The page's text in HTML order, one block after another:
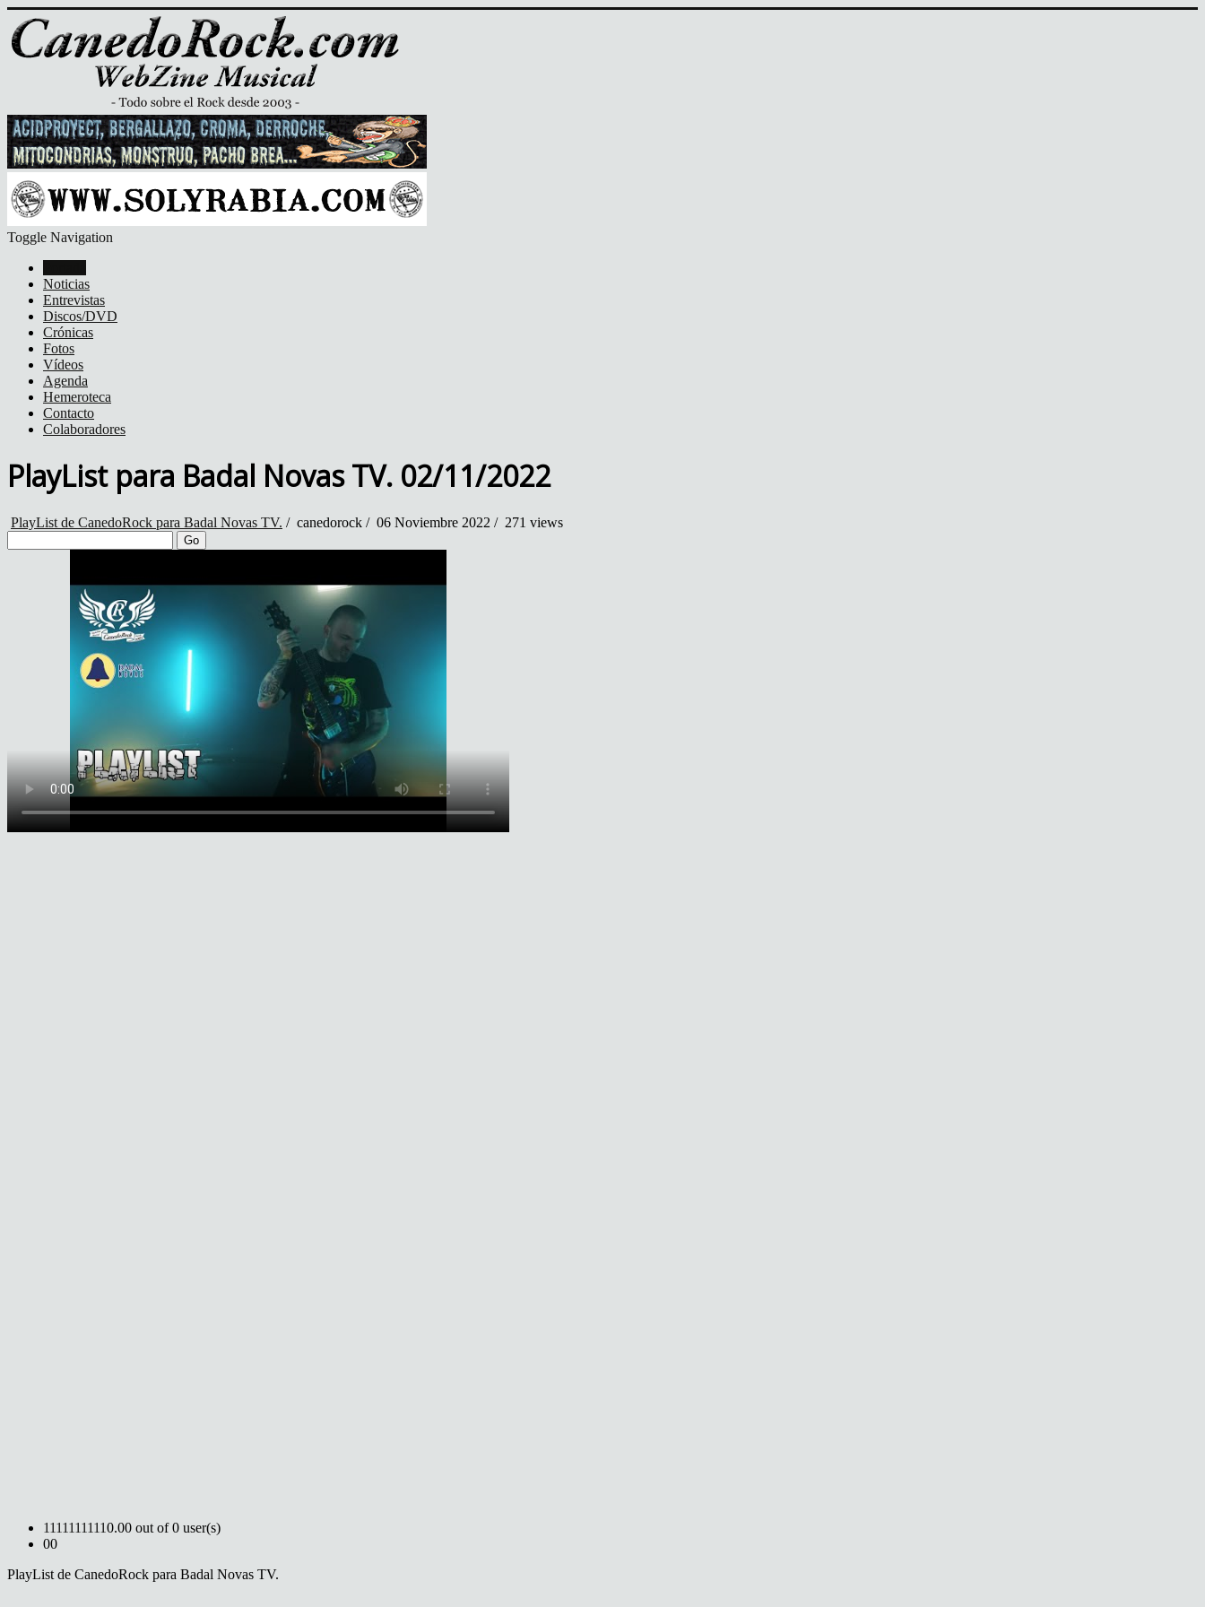
Toggle Navigation
Noticias
Entrevistas
Discos/DVD
Crónicas
Fotos
Vídeos
Agenda
Hemeroteca
Contacto
Colaboradores
PlayList para Badal Novas TV. 02/11/2022
PlayList de CanedoRock para Badal Novas TV. / canedorock / 06 Noviembre 2022 / 271 views
Go
11111111110.00 out of 0 user(s)
00
PlayList de CanedoRock para Badal Novas TV.